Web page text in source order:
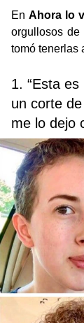
En Ahora lo
orgullosos
tomó tenerlas
1. “Esta
un corte
me lo dejo